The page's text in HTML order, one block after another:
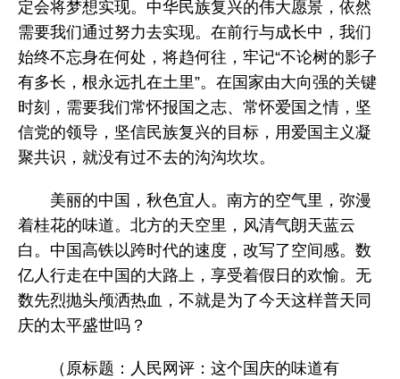
定会将梦想实现。中华民族复兴的伟大愿景，依然
需要我们通过努力去实现。在前行与成长中，我们
始终不忘身在何处，将趋何往，牢记“不论树的影子
有多长，根永远扎在土里”。在国家由大向强的关键
时刻，需要我们常怀报国之志、常怀爱国之情，坚
信党的领导，坚信民族复兴的目标，用爱国主义凝
聚共识，就没有过不去的沟沟坎坎。
美丽的中国，秋色宜人。南方的空气里，弥漫
着桂花的味道。北方的天空里，风清气朗天蓝云
白。中国高铁以跨时代的速度，改写了空间感。数
亿人行走在中国的大路上，享受着假日的欢愉。无
数先烈抛头颅洒热血，不就是为了今天这样普天同
庆的太平盛世吗？
（原标题：人民网评：这个国庆的味道有